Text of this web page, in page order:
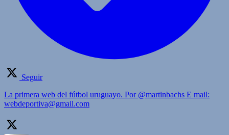
Seguir
La primera web del fútbol uruguayo. Por @martinbachs E mail:
webdeportiva@gmail.com